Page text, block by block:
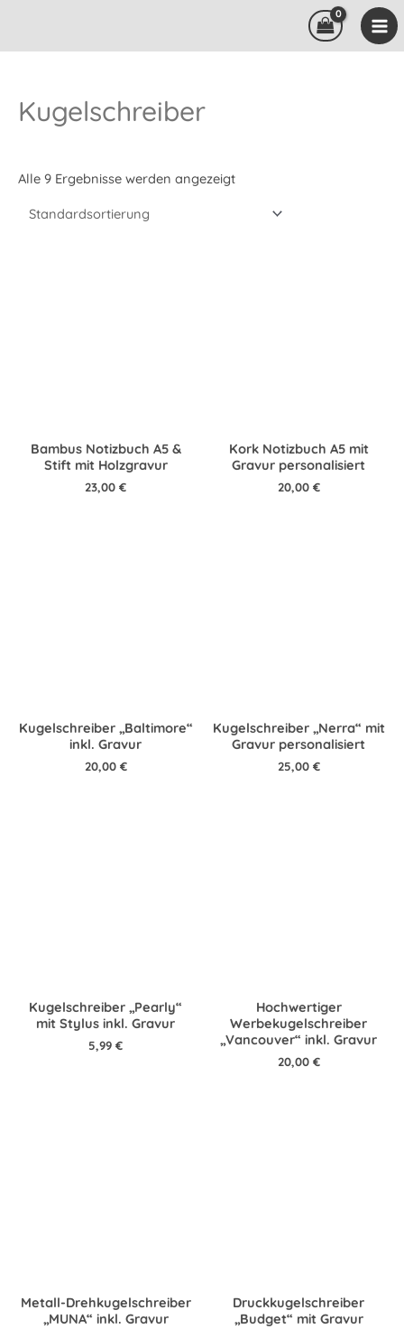
springen
Kugelschreiber
Alle 9 Ergebnisse werden angezeigt
Bambus Notizbuch A5 &
Stift mit Holzgravur
23,00 €
Kork Notizbuch A5 mit
Gravur personalisiert
20,00 €
Kugelschreiber „Baltimore“
inkl. Gravur
20,00 €
Kugelschreiber „Nerra“ mit
Gravur personalisiert
25,00 €
Kugelschreiber „Pearly“
mit Stylus inkl. Gravur
5,99 €
Hochwertiger
Werbekugelschreiber
„Vancouver“ inkl. Gravur
20,00 €
Metall-Drehkugelschreiber
„MUNA“ inkl. Gravur
Druckkugelschreiber
„Budget“ mit Gravur